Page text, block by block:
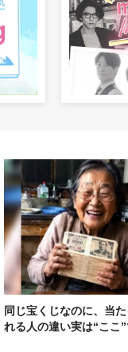
同じ宝くじなのに、当
れる人の違い実は“ここ